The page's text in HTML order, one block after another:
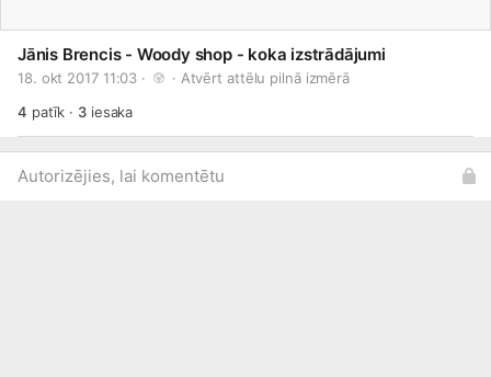
Jānis Brencis - Woody shop - koka izstrādājumi
18. okt 2017 11:03 · · Atvērt attēlu pilnā izmērā
4 patīk · 3iesaka
Autorizējies, lai komentētu